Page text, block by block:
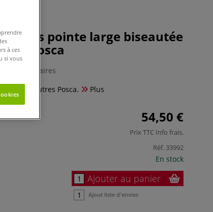
pointe large biseautée
Posca
Commentaires
de 8 feutres Posca.
Plus
54,50 €
Prix TTC Info frais.
Réf. 33992
En stock
Ajouter au panier
Ajout liste d'envies
à ces
si vous